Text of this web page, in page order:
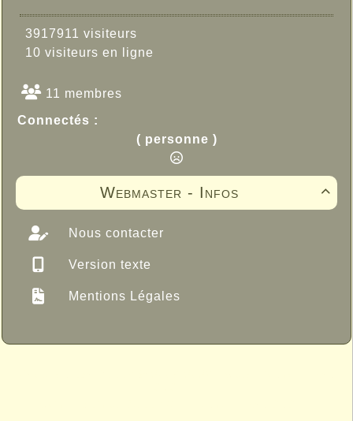
3917911 visiteurs
10 visiteurs en ligne
11 membres
Connectés :
( personne )

Webmaster - Infos
Nous contacter
Version texte
Mentions Légales